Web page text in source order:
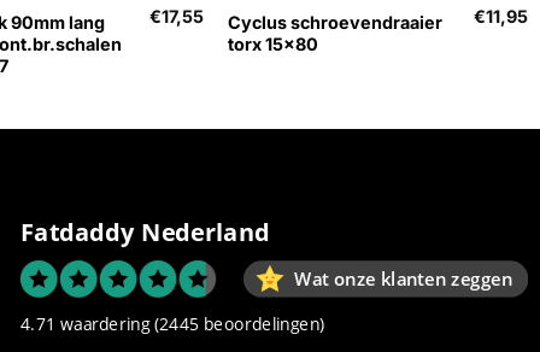
90mm lang
€17,55
Cyclus schroevendraaier
torx 15×80
€11,95
Fatdaddy Nederland
Wat onze klanten zeggen
4.71 waardering (2445 beoordelingen)